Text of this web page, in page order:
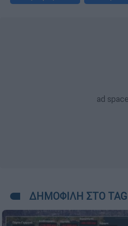
ΔΗΜΟΦΙΛΗ ΣΤΟ TAG